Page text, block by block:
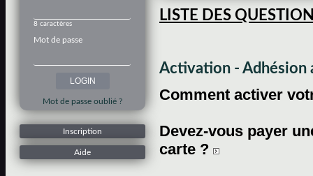
8 caractères
Mot de passe
Mot de passe oublié ?
Inscription
Aide
LISTE DES
Activation - Adhésion
Comment activer
Devez-vous payer
carte ?